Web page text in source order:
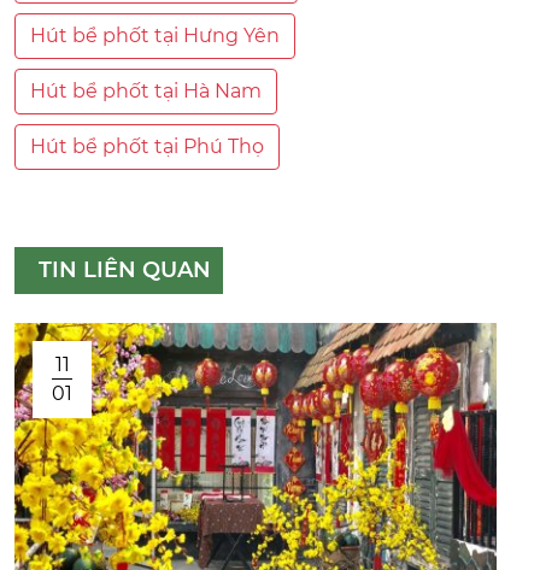
Hút bể phốt tại Hưng Yên
Hút bể phốt tại Hà Nam
Hút bể phốt tại Phú Thọ
TIN LIÊN QUAN
11
01